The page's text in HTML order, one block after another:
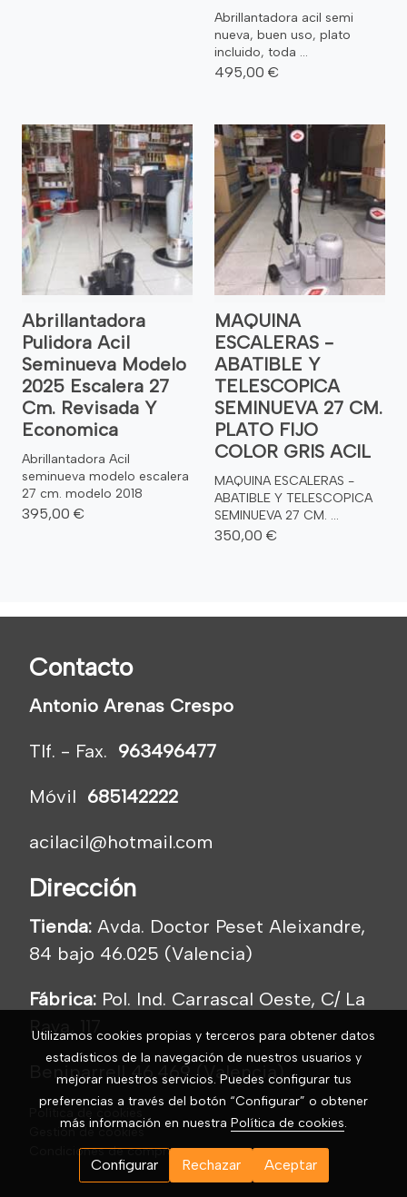
Abrillantadora acil semi
nueva, buen uso, plato
incluido, toda ...
495,00 €
Abrillantadora
Pulidora Acil
Seminueva Modelo
2025 Escalera 27
Cm. Revisada Y
Economica
Abrillantadora Acil
seminueva modelo escalera
27 cm. modelo 2018
395,00 €
MAQUINA
ESCALERAS -
ABATIBLE Y
TELESCOPICA
SEMINUEVA 27 CM.
PLATO FIJO
COLOR GRIS ACIL
MAQUINA ESCALERAS -
ABATIBLE Y TELESCOPICA
SEMINUEVA 27 CM. ...
350,00 €
Contacto
Antonio Arenas Crespo
Tlf. - Fax. 963496477
Móvil 685142222
acilacil@hotmail.com
Dirección
Tienda: Avda. Doctor Peset Aleixandre,
84 bajo 46.025 (Valencia)
Fábrica: Pol. Ind. Carrascal Oeste, C/ La
Raya, 117
Beniparrell 46.469 (Valencia)
Política de cookies
Gestión de cookies
Condiciones de compra
Utilizamos cookies propias y terceros para obtener datos
estadísticos de la navegación de nuestros usuarios y
mejorar nuestros servicios. Puedes configurar tus
preferencias a través del botón “Configurar” o obtener
más información en nuestra Política de cookies.
Configurar Rechazar Aceptar